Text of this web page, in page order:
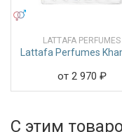
LATTAFA PERFUMES
Lattafa Perfumes
от 2 970 ₽
С этим